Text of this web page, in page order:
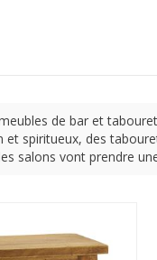
de bar et
et spiritueux, des
salons vont prendre